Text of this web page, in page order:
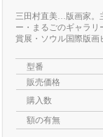
三田村直美…版画家。
ー・まるごのギャラ
賞展・ソウル国際
型番
販売価格
購入数
額の有無